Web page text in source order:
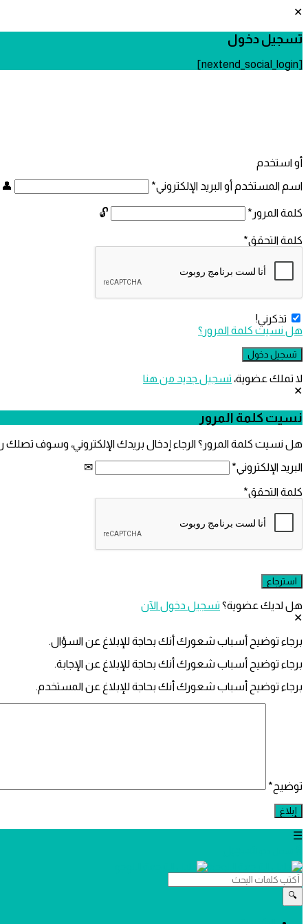
تسجيل دخول
[nextend_social_login]
أو استخدم
اسم المستخدم أو البريد الإلكتروني*
كلمة المرور *
كلمة التحقق*
تذكرني!
هل نسيت كلمة المرور؟
لا تملك عضوية، ‫تسجيل جديد من هنا
نسيت كلمة المرور
هل نسيت كلمة المرور؟ الرجاء إدخال بريدك الإلكتروني، وسوف
البريد الإلكتروني*
كلمة التحقق*
هل لديك عضوية؟ تسجيل دخول الآن
برجاء توضيح أسباب شعورك أنك بحاجة للإبلاغ عن السؤال.
برجاء توضيح أسباب شعورك أنك بحاجة للإبلاغ عن الإجابة.
برجاء توضيح أسباب شعورك أنك بحاجة للإبلاغ عن المستخدم.
توضيح*
دليل
الترجمة